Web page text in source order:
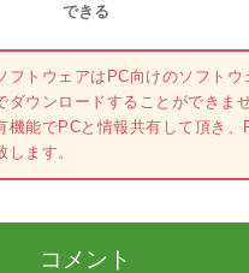
できる
フトウェアはPC向けのソフトウ
ウンロードすることができませ
機能でPCと情報共有して頂き、
ます。
コメント